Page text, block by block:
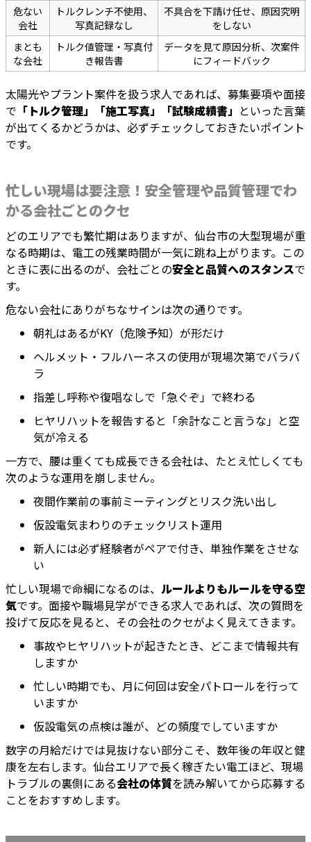
危ない
会社
トルクレンチ不使用、
写真記録なし
不具合を下請け任せ、原因究明
をしない
まとも
な会社
トルク値管理・写真付
き報告書
データを見て原因分析、次案件
にフィードバック
太陽光やプラント案件を扱う求人であれば、募集要項や面接
で 「トルク管理」「施工写真」「試験成績書」 といった言葉
が出てくるかどうかは、必ずチェックしておきたいポイント
です。
忙しい現場は要注意！安全管理や品質管理でわ
かる会社ごとのクセ
どのエリアでも繁忙期はありますが、仙台市の大型現場が重
なる時期は、電工の残業時間が一気に跳ね上がります。この
ときに表に出るのが、会社ごとの安全と品質へのスタンスで
す。
危ない会社にありがちなサインは次の通りです。
朝礼はあるがKY（危険予知）が形だけ
ヘルメット・フルハーネスの使用が現場次第でバラバ
ラ
指差し呼称や復唱なしで「急ぐぞ」で終わる
ヒヤリハットを報告すると「余計なこと言うな」と空
気が冷える
一方で、腰は重くても成長できる会社は、たとえ忙しくても
次のような運用を崩しません。
夜間作業前の事前ミーティングとリスク洗い出し
仮設電気まわりのチェックリスト運用
新人には必ず経験者がペアで付き、単独作業をさせな
い
忙しい現場で命綱になるのは、 ルールよりもルールを守る空
気です。面接や職場見学ができる求人であれば、次の質問を
投げて反応を見ると、その会社のクセがよく見えてきます。
事故やヒヤリハットが起きたとき、どこまで情報共有
しますか
忙しい時期でも、月に何回は安全パトロールを行って
いますか
仮設電気の点検は誰が、どの頻度でしていますか
数字の月給だけでは見抜けない部分こそ、数年後の年収と健
康を左右します。仙台エリアで長く稼ぎたい電工ほど、現場
トラブルの裏側にある会社の体質を読み解いてから応募する
ことをおすすめします。